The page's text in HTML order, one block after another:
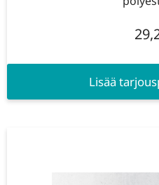
Lisää